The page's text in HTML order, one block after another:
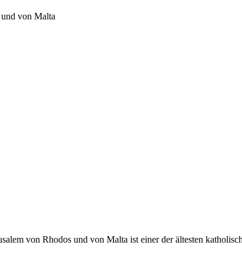
von Malta
von Rhodos und von Malta ist einer der ältesten